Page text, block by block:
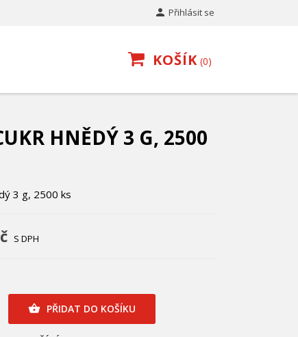
 Přihlásit se
KOŠÍK 0
HNĚDÝ 3 G, 2500
3 g, 2500 ks
S DPH
 PŘIDAT DO KOŠÍKU